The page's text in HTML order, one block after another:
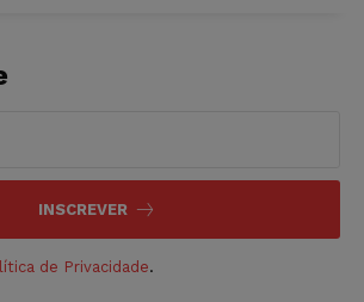
INSCREVER
de Privacidade.